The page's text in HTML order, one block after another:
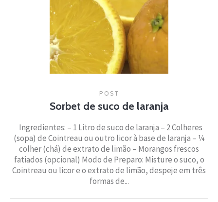
POST
Sorbet de suco de laranja
Ingredientes: – 1 Litro de suco de laranja – 2 Colheres
(sopa) de Cointreau ou outro licor à base de laranja – ¼
colher (chá) de extrato de limão – Morangos frescos
fatiados (opcional) Modo de Preparo: Misture o suco, o
Cointreau ou licor e o extrato de limão, despeje em três
formas de...